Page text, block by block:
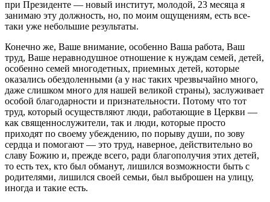
при Президенте — новый институт, молодой, 23 месяца я
занимаю эту должность, но, по моим ощущениям, есть все-
таки уже небольшие результаты.
Конечно же, Ваше внимание, особенно Ваша работа, Ваш
труд, Ваше неравнодушное отношение к нуждам семей, детей,
особенно семей многодетных, приемных детей, которые
оказались обездоленными (а у нас таких чрезвычайно много,
даже слишком много для нашей великой страны), заслуживает
особой благодарности и признательности. Потому что тот
труд, который осуществляют люди, работающие в Церкви —
как священнослужители, так и люди, которые просто
приходят по своему убеждению, по порыву души, по зову
сердца и помогают — это труд, наверное, действительно во
славу Божию и, прежде всего, ради благополучия этих детей,
то есть тех, кто был обманут, лишился возможности быть с
родителями, лишился своей семьи, был выброшен на улицу,
иногда и такие есть.